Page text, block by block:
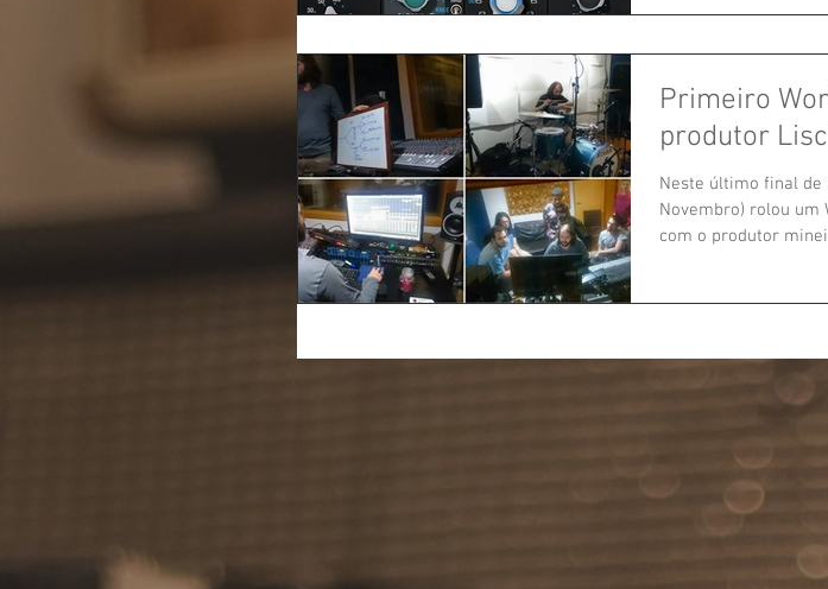
Primeiro
produtor
Neste último final de
Novembro) rolou um
com o produtor